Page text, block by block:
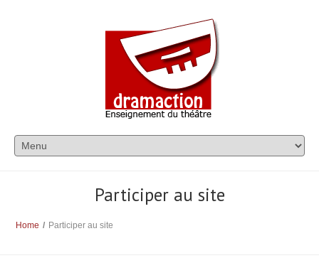
Participer au site
Home / Participer au site